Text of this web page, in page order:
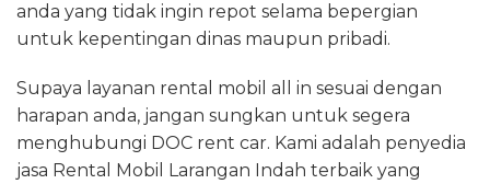
anda yang tidak ingin repot selama bepergian
untuk kepentingan dinas maupun pribadi.
Supaya layanan rental mobil all in sesuai dengan
harapan anda, jangan sungkan untuk segera
menghubungi DOC rent car. Kami adalah penyedia
jasa Rental Mobil Larangan Indah terbaik yang